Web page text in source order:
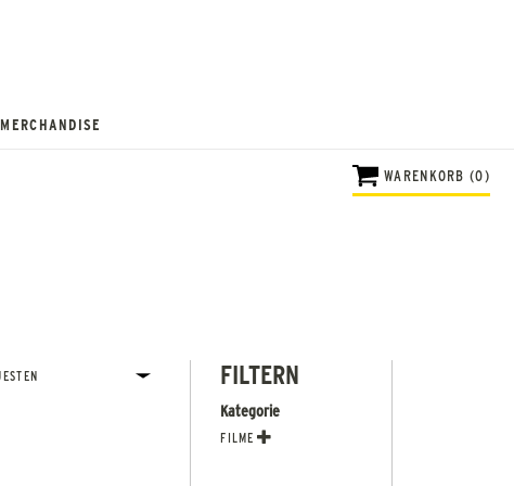
MERCHANDISE
WARENKORB (0)
FILTERN
Kategorie
FILME 